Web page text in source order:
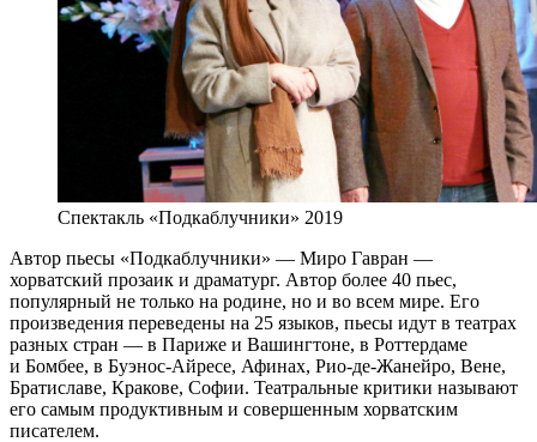
Спектакль «Подкаблучники» 2019
Автор пьесы «Подкаблучники» — Миро Гавран —
хорватский прозаик и драматург. Автор более 40 пьес,
популярный не только на родине, но и во всем мире. Его
произведения переведены на 25 языков, пьесы идут в театрах
разных стран — в Париже и Вашингтоне, в Роттердаме
и Бомбее, в Буэнос-Айресе, Афинах, Рио-де-Жанейро, Вене,
Братиславе, Кракове, Софии. Театральные критики называют
его самым продуктивным и совершенным хорватским
писателем.